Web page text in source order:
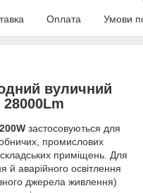
Оплата Умови
вуличний
застосовуються для
промислових
складських приміщень. Для
й аварійного освітлення
джерела живлення)